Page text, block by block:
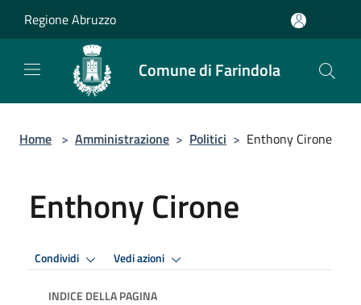
Regione Abruzzo
Comune di Farindola
Home > Amministrazione > Politici > Enthony Cirone
Enthony Cirone
Condividi Vedi azioni
INDICE DELLA PAGINA